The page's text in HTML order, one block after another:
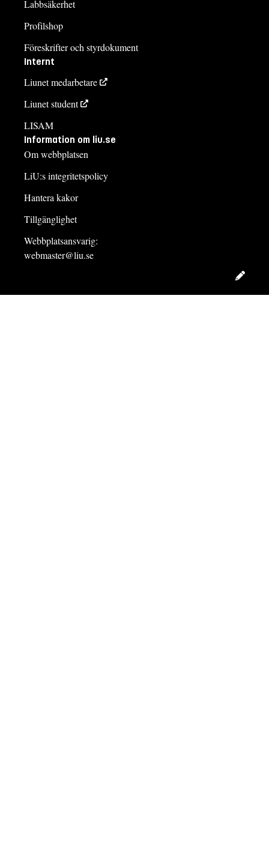
Labbsäkerhet
Profilshop
Föreskrifter och styrdokument
Internt
Liunet medarbetare
Liunet student
LISAM
Information om liu.se
Om webbplatsen
LiU:s integritetspolicy
Hantera kakor
Tillgänglighet
Webbplatsansvarig:
webmaster@liu.se